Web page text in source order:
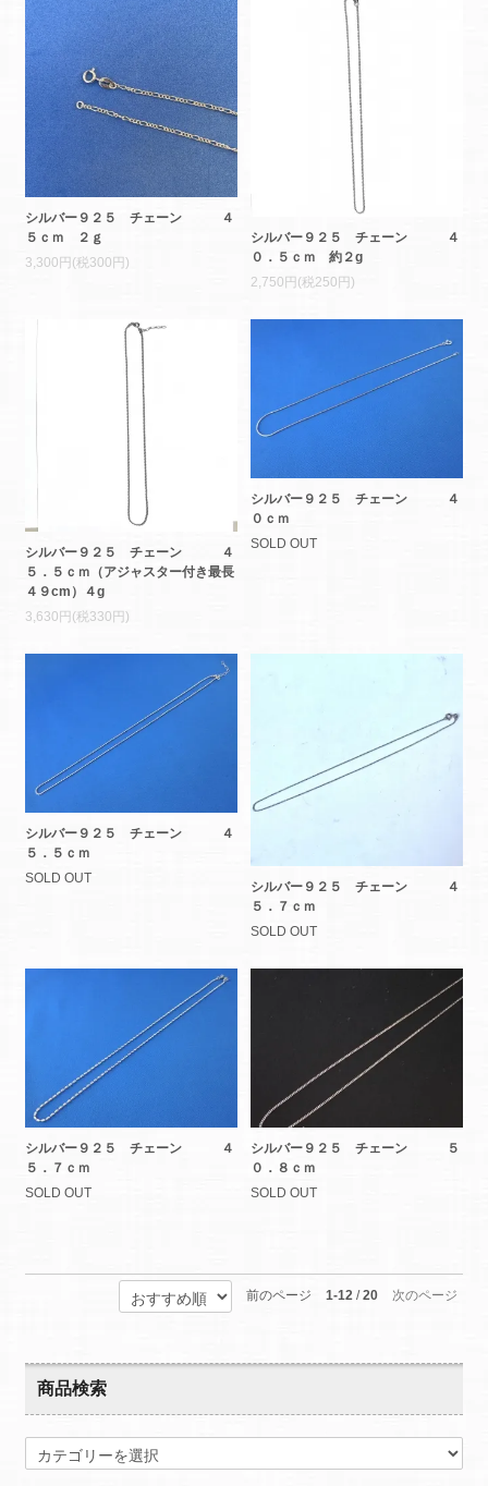
シルバー９２５ チェーン ４
５ｃｍ ２ｇ
3,300円(税300円)
シルバー９２５ チェーン ４
０．５ｃｍ 約２g
2,750円(税250円)
シルバー９２５ チェーン ４
５．５ｃｍ（アジャスター付き最長
４９cm）４g
3,630円(税330円)
シルバー９２５ チェーン ４
０ｃｍ
SOLD OUT
シルバー９２５ チェーン ４
５．５ｃｍ
SOLD OUT
シルバー９２５ チェーン ４
５．７ｃｍ
SOLD OUT
シルバー９２５ チェーン ４
５．７ｃｍ
SOLD OUT
シルバー９２５ チェーン ５
０．８ｃｍ
SOLD OUT
前のページ 1-12/20 次のページ
商品検索